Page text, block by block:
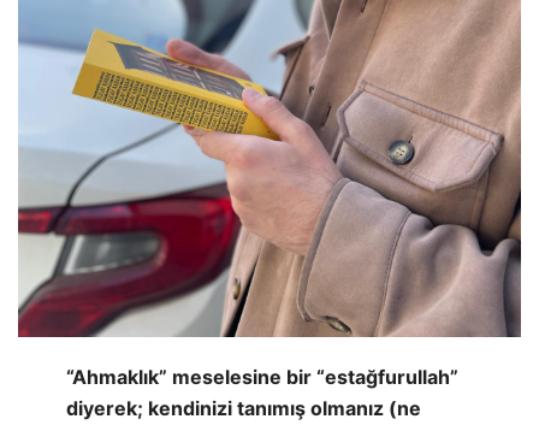
“Ahmaklık” meselesine bir “estağfurullah”
diyerek; kendinizi tanımış olmanız (ne